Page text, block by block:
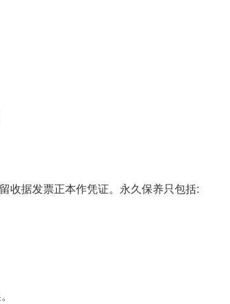
收据发票正本作凭证。永久保养只包括: